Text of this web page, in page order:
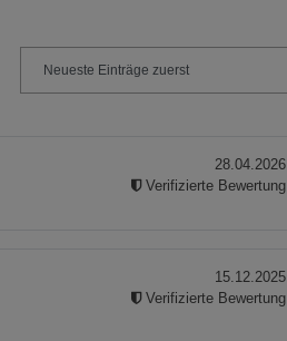
28.04.2026
Verifizierte Bewertung
15.12.2025
Verifizierte Bewertung